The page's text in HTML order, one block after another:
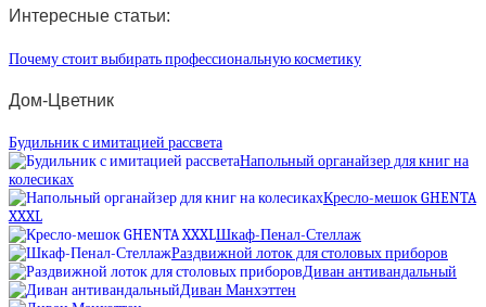
Интересные статьи:
Почему стоит выбирать профессиональную косметику
Дом-Цветник
Будильник с имитацией рассвета
Напольный органайзер для книг на
колесиках
Кресло-мешок GHENTA
XXXL
Шкаф-Пенал-Стеллаж
Раздвижной лоток для столовых приборов
Диван антивандальный
Диван Манхэттен